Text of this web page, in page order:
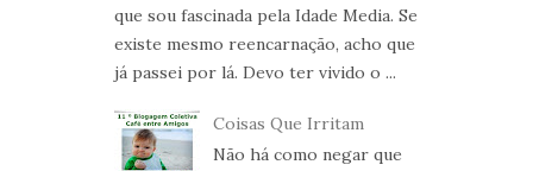
que sou fascinada pela Idade Media. Se
existe mesmo reencarnação, acho que
já passei por lá. Devo ter vivido o ...
Coisas Que Irritam
Não há como negar que